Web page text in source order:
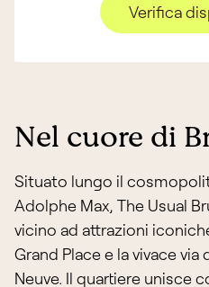
Verifica
Nel cuore di
Situato lungo il
Adolphe Max, The Usual
vicino ad attrazioni
Grand Place e la vivace
Neuve. Il quartiere unisce